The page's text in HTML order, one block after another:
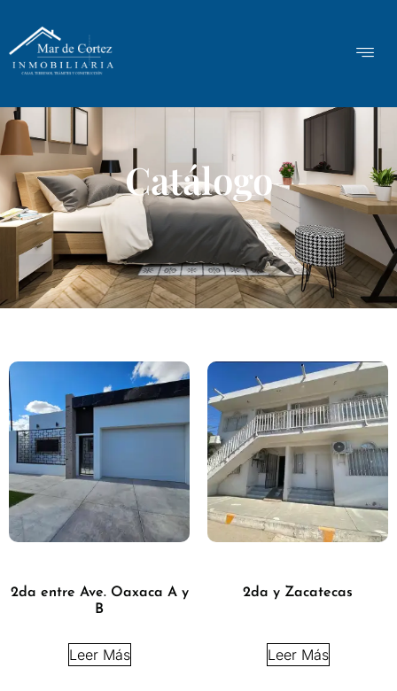
Catálogo
2da entre Ave. Oaxaca A y
B
Leer Más
2da y Zacatecas
Leer Más